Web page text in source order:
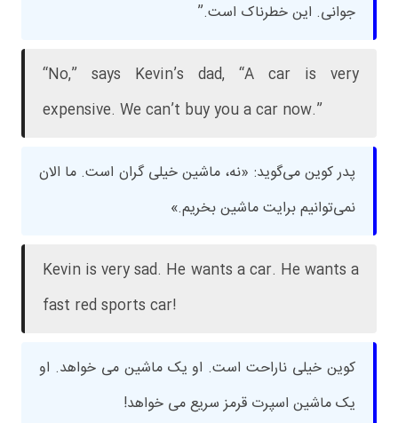
جوانی. این خطرناک است.”
“No,” says Kevin’s dad, “A car is very
expensive. We can’t buy you a car now.”
پدر کوین می‌گوید: «نه، ماشین خیلی گران است. ما الان
نمی‌توانیم برایت ماشین بخریم.»
Kevin is very sad. He wants a car. He wants a
fast red sports car!
کوین خیلی ناراحت است. او یک ماشین می خواهد. او
یک ماشین اسپرت قرمز سریع می خواهد!